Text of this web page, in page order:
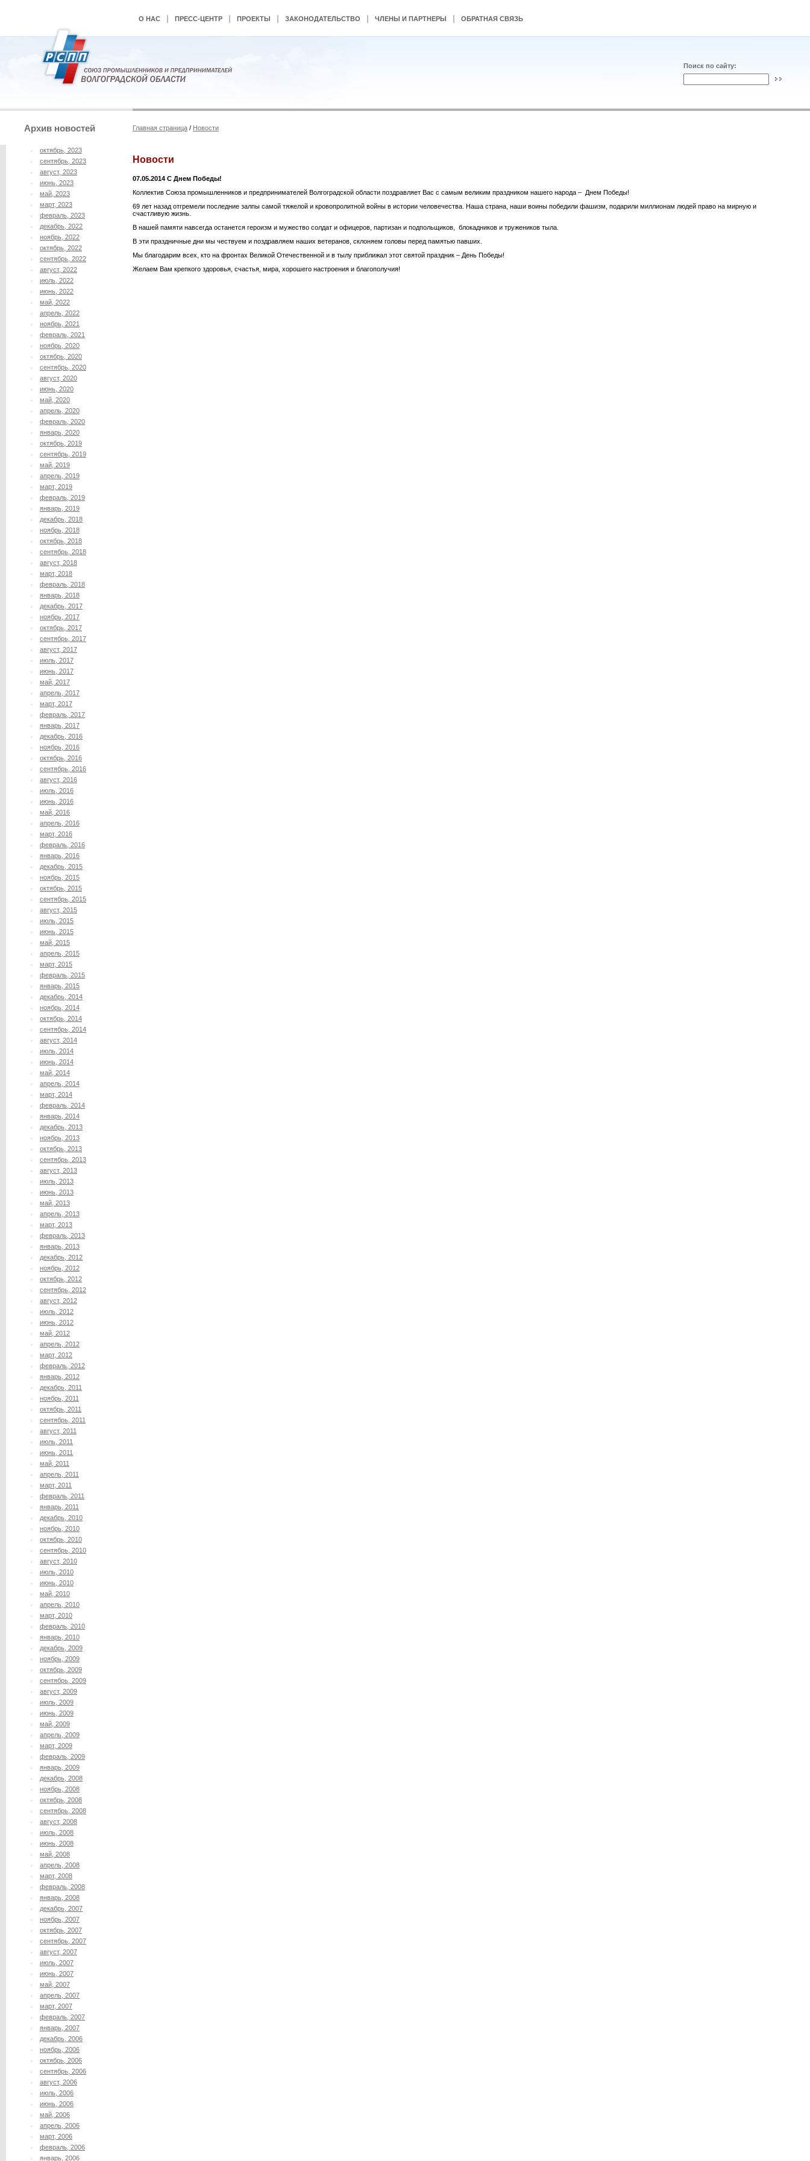
О НАС | ПРЕСС-ЦЕНТР | ПРОЕКТЫ | ЗАКОНОДАТЕЛЬСТВО | ЧЛЕНЫ И ПАРТНЕРЫ | ОБРАТНАЯ СВЯЗЬ
Поиск по сайту:
Архив новостей
октябрь, 2023
сентябрь, 2023
август, 2023
июнь, 2023
май, 2023
март, 2023
февраль, 2023
декабрь, 2022
ноябрь, 2022
октябрь, 2022
сентябрь, 2022
август, 2022
июль, 2022
июнь, 2022
май, 2022
апрель, 2022
ноябрь, 2021
февраль, 2021
ноябрь, 2020
октябрь, 2020
сентябрь, 2020
август, 2020
июнь, 2020
май, 2020
апрель, 2020
февраль, 2020
январь, 2020
октябрь, 2019
сентябрь, 2019
май, 2019
апрель, 2019
март, 2019
февраль, 2019
январь, 2019
декабрь, 2018
ноябрь, 2018
октябрь, 2018
сентябрь, 2018
август, 2018
март, 2018
февраль, 2018
январь, 2018
декабрь, 2017
ноябрь, 2017
октябрь, 2017
сентябрь, 2017
август, 2017
июль, 2017
июнь, 2017
май, 2017
апрель, 2017
март, 2017
февраль, 2017
январь, 2017
декабрь, 2016
ноябрь, 2016
октябрь, 2016
сентябрь, 2016
август, 2016
июль, 2016
июнь, 2016
май, 2016
апрель, 2016
март, 2016
февраль, 2016
январь, 2016
декабрь, 2015
ноябрь, 2015
октябрь, 2015
сентябрь, 2015
август, 2015
июль, 2015
июнь, 2015
май, 2015
апрель, 2015
март, 2015
февраль, 2015
январь, 2015
декабрь, 2014
ноябрь, 2014
октябрь, 2014
сентябрь, 2014
август, 2014
июль, 2014
июнь, 2014
май, 2014
апрель, 2014
март, 2014
февраль, 2014
январь, 2014
декабрь, 2013
ноябрь, 2013
октябрь, 2013
сентябрь, 2013
август, 2013
июль, 2013
июнь, 2013
май, 2013
апрель, 2013
март, 2013
февраль, 2013
январь, 2013
декабрь, 2012
ноябрь, 2012
октябрь, 2012
сентябрь, 2012
август, 2012
июль, 2012
июнь, 2012
май, 2012
апрель, 2012
март, 2012
февраль, 2012
январь, 2012
декабрь, 2011
ноябрь, 2011
октябрь, 2011
сентябрь, 2011
август, 2011
июль, 2011
июнь, 2011
май, 2011
апрель, 2011
март, 2011
февраль, 2011
январь, 2011
декабрь, 2010
ноябрь, 2010
октябрь, 2010
сентябрь, 2010
август, 2010
июль, 2010
июнь, 2010
май, 2010
апрель, 2010
март, 2010
февраль, 2010
январь, 2010
декабрь, 2009
ноябрь, 2009
октябрь, 2009
сентябрь, 2009
август, 2009
июль, 2009
июнь, 2009
май, 2009
апрель, 2009
март, 2009
февраль, 2009
январь, 2009
декабрь, 2008
ноябрь, 2008
октябрь, 2008
сентябрь, 2008
август, 2008
июль, 2008
июнь, 2008
май, 2008
апрель, 2008
март, 2008
февраль, 2008
январь, 2008
декабрь, 2007
ноябрь, 2007
октябрь, 2007
сентябрь, 2007
август, 2007
июль, 2007
июнь, 2007
май, 2007
апрель, 2007
март, 2007
февраль, 2007
январь, 2007
декабрь, 2006
ноябрь, 2006
октябрь, 2006
сентябрь, 2006
август, 2006
июль, 2006
июнь, 2006
май, 2006
апрель, 2006
март, 2006
февраль, 2006
январь, 2006
Главная страница / Новости
Новости
07.05.2014 С Днем Победы!
Коллектив Союза промышленников и предпринимателей Волгоградской области поздравляет Вас с самым великим праздником нашего народа – Днем Победы!
69 лет назад отгремели последние залпы самой тяжелой и кровопролитной войны в истории человечества. Наша страна, наши воины победили фашизм, подарили миллионам людей право на мирную и
счастливую жизнь.
В нашей памяти навсегда останется героизм и мужество солдат и офицеров, партизан и подпольщиков, блокадников и тружеников тыла.
В эти праздничные дни мы чествуем и поздравляем наших ветеранов, склоняем головы перед памятью павших.
Мы благодарим всех, кто на фронтах Великой Отечественной и в тылу приближал этот святой праздник – День Победы!
Желаем Вам крепкого здоровья, счастья, мира, хорошего настроения и благополучия!